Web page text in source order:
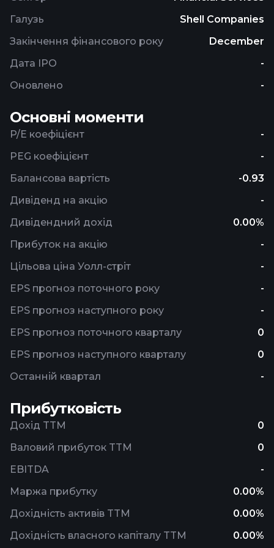
Галузь
Shell Companies
Закінчення фінансового року
December
Дата IPO
-
Оновлено
-
Основні моменти
P/E коефіцієнт
-
PEG коефіцієнт
-
Балансова вартість
-0.93
Дивіденд на акцію
-
Дивідендний дохід
0.00%
Прибуток на акцію
-
Цільова ціна Уолл-стріт
-
EPS прогноз поточного року
-
EPS прогноз наступного року
-
EPS прогноз поточного кварталу
0
EPS прогноз наступного кварталу
0
Останній квартал
-
Прибутковість
Дохід TTM
0
Валовий прибуток TTM
0
EBITDA
-
Маржа прибутку
0.00%
Дохідність активів TTM
0.00%
Дохідність власного капіталу TTM
0.00%